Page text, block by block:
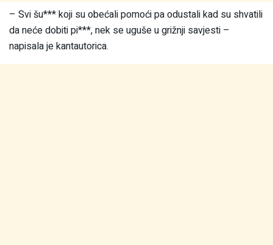
– Svi šu*** koji su obećali pomoći pa odustali kad su shvatili
da neće dobiti pi***, nek se uguše u grižnji savjesti –
napisala je kantautorica.